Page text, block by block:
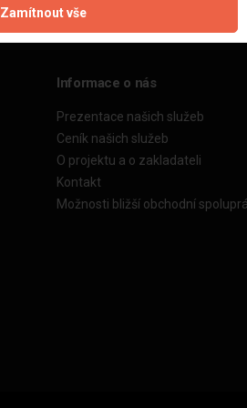
Informace o nás
Prezentace našich služeb
Ceník našich služeb
O projektu a o zakladateli
Kontakt
Možnosti bližší obchodní
Zamítnout vše